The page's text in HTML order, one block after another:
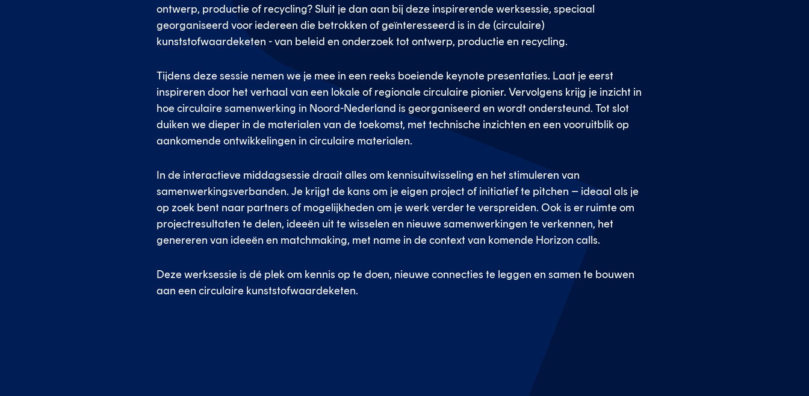
ontwerp, productie of recycling? Sluit je dan aan bij deze inspirerende werksessie, speciaal
georganiseerd voor iedereen die betrokken of geïnteresseerd is in de (circulaire)
kunststofwaardeketen - van beleid en onderzoek tot ontwerp, productie en recycling.
Tijdens deze sessie nemen we je mee in een reeks boeiende keynote presentaties. Laat je eerst
inspireren door het verhaal van een lokale of regionale circulaire pionier. Vervolgens krijg je inzicht in
hoe circulaire samenwerking in Noord-Nederland is georganiseerd en wordt ondersteund. Tot slot
duiken we dieper in de materialen van de toekomst, met technische inzichten en een vooruitblik op
aankomende ontwikkelingen in circulaire materialen.
In de interactieve middagsessie draait alles om kennisuitwisseling en het stimuleren van
samenwerkingsverbanden. Je krijgt de kans om je eigen project of initiatief te pitchen – ideaal als je
op zoek bent naar partners of mogelijkheden om je werk verder te verspreiden. Ook is er ruimte om
projectresultaten te delen, ideeën uit te wisselen en nieuwe samenwerkingen te verkennen, het
genereren van ideeën en matchmaking, met name in de context van komende Horizon calls.
Deze werksessie is dé plek om kennis op te doen, nieuwe connecties te leggen en samen te bouwen
aan een circulaire kunststofwaardeketen.